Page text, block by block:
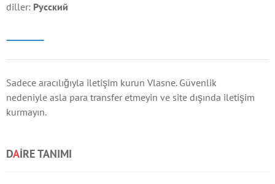
diller: Русский
Sadece aracılığıyla iletişim kurun Vlasne. Güvenlik
nedeniyle asla para transfer etmeyin ve site dışında iletişim
kurmayın.
DAIRE TANIMI